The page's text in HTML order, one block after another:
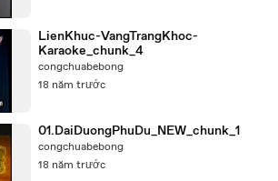
LienKhuc-VangTrangKhoc-
Karaoke_chunk_4
congchuabebong
18 năm trước
01.DaiDuongPhuDu_NEW_chunk_1
congchuabebong
18 năm trước